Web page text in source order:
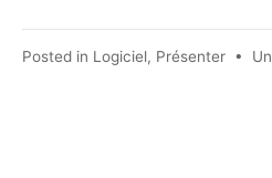
Posted in Logiciel, Présenter •